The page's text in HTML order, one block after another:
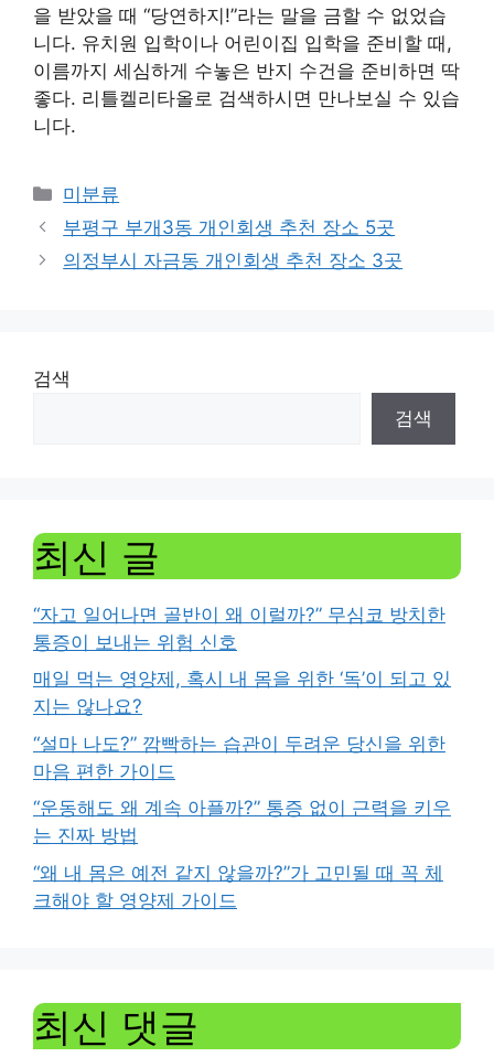
을 받았을 때 “당연하지!”라는 말을 금할 수 없었습
니다. 유치원 입학이나 어린이집 입학을 준비할 때,
이름까지 세심하게 수놓은 반지 수건을 준비하면 딱
좋다. 리틀켈리타올로 검색하시면 만나보실 수 있습
니다.
Categories
미분류
부평구 부개3동 개인회생 추천 장소 5곳
의정부시 자금동 개인회생 추천 장소 3곳
검색
검색
최신 글
“자고 일어나면 골반이 왜 이럴까?” 무심코 방치한
통증이 보내는 위험 신호
매일 먹는 영양제, 혹시 내 몸을 위한 ‘독’이 되고 있
지는 않나요?
“설마 나도?” 깜빡하는 습관이 두려운 당신을 위한
마음 편한 가이드
“운동해도 왜 계속 아플까?” 통증 없이 근력을 키우
는 진짜 방법
“왜 내 몸은 예전 같지 않을까?”가 고민될 때 꼭 체
크해야 할 영양제 가이드
최신 댓글